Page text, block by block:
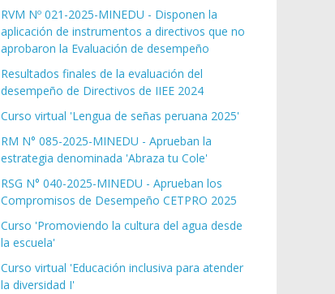
RVM Nº 021-2025-MINEDU - Disponen la
aplicación de instrumentos a directivos que no
aprobaron la Evaluación de desempeño
Resultados finales de la evaluación del
desempeño de Directivos de IIEE 2024
Curso virtual 'Lengua de señas peruana 2025'
RM N° 085-2025-MINEDU - Aprueban la
estrategia denominada 'Abraza tu Cole'
RSG N° 040-2025-MINEDU - Aprueban los
Compromisos de Desempeño CETPRO 2025
Curso 'Promoviendo la cultura del agua desde
la escuela'
Curso virtual 'Educación inclusiva para atender
la diversidad I'